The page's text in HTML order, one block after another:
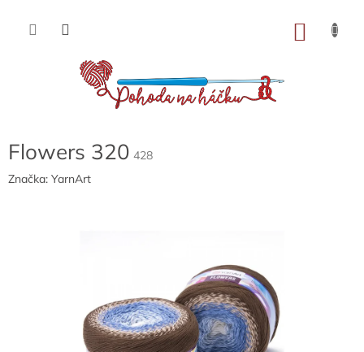
obsah
Flowers 320 428
Značka: YarnArt